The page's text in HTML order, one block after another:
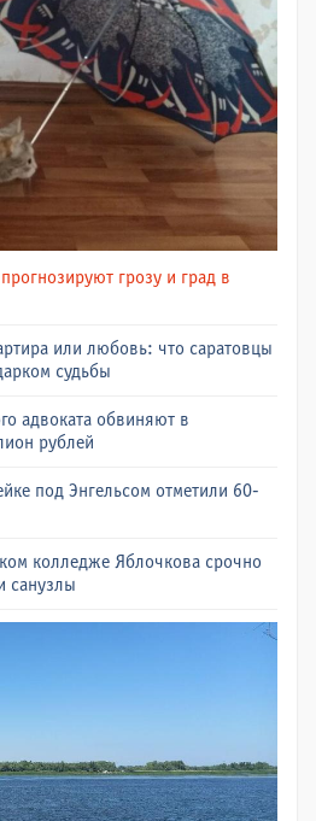
грозу и град в
или любовь: что саратовцы
судьбы
адвоката обвиняют в
рублей
под Энгельсом отметили 60-
колледже Яблочкова срочно
санузлы